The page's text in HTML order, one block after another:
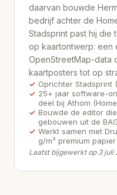
daarvan bouwde
bedrijf achter de
Stadsprint past hij die
op kaartontwerp: een
OpenStreetMap-data
kaartposters tot op
Oprichter Stadsprint
25+ jaar software-
deel bij Athom
Bouwde de editor
gebouwen uit de
Werkt samen met
g/m² premium papier
Laatst bijgewerkt op 3 juli